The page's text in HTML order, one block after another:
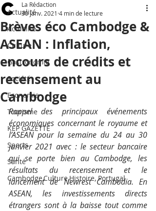
Actualité
Actualité
Culture
Gastronomie
Société
Economie
Tourisme
KEP GAZETTE
Sports
Santé
Cambodge,Culture,Histoire, Portugal
Brèves éco Cambodge &
ASEAN : Inflation,
encours de crédits et
recensement au
Cambodge
La Rédaction
30 janv. 2021 4 min de lecture
Rappel des principaux événements
économiques concernant le royaume et
l’ASEAN pour la semaine du 24 au 30
janvier 2021 avec : le secteur bancaire
qui se porte bien au Cambodge, les
résultats du recensement et le
lancement de Newrest Cambodia. En
ASEAN, les investissements directs
étrangers sont à la baisse tout comme